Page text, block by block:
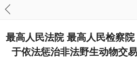
最高人民法院 最高人民检察
于依法惩治非法野生动物交